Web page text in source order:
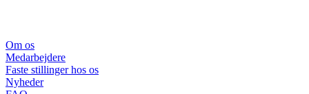
Om os
Medarbejdere
Faste stillinger hos os
Nyheder